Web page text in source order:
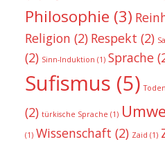
Philosophie (3)
Religion (2) Respekt (2)
(2) Sinn-Induktion (1) Sprache
Sufismus (5)
(2) türkische Sprache (1)
(1) Wissenschaft (2) Zaid (1)